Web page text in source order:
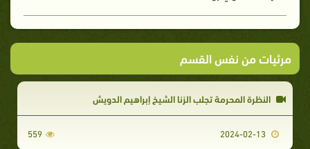
مرئيات من نفس القسم
النظرة المحرمة تجلب الزنا الشيخ إبراهيم الدويش
559